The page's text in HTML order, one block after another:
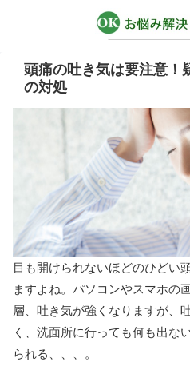
頭痛の吐き気は要注意！
の対処
目も開けられないほどのひどい
ますよね。パソコンやスマホの
層、吐き気が強くなりますが、
く、洗面所に行っても何も出な
られる、、、。